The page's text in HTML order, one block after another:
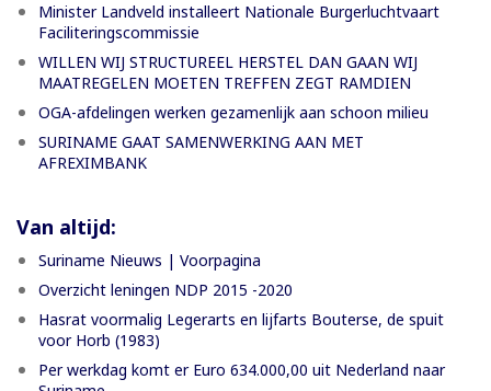
Minister Landveld installeert Nationale Burgerluchtvaart
Faciliteringscommissie
WILLEN WIJ STRUCTUREEL HERSTEL DAN GAAN WIJ
MAATREGELEN MOETEN TREFFEN ZEGT RAMDIEN
OGA-afdelingen werken gezamenlijk aan schoon milieu
SURINAME GAAT SAMENWERKING AAN MET
AFREXIMBANK
Van altijd:
Suriname Nieuws | Voorpagina
Overzicht leningen NDP 2015 -2020
Hasrat voormalig Legerarts en lijfarts Bouterse, de spuit
voor Horb (1983)
Per werkdag komt er Euro 634.000,00 uit Nederland naar